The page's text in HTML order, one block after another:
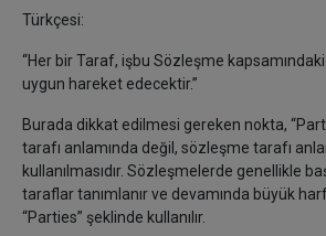
Türkçesi:
“Her bir Taraf, işbu Sözleşme
uygun hareket edecektir.”
Burada dikkat edilmesi gereken nokta,
tarafı anlamında değil, sözleşme tarafı
kullanılmasıdır. Sözleşmelerde genellikle
taraflar tanımlanır ve devamında büyük
“Parties” şeklinde kullanılır.